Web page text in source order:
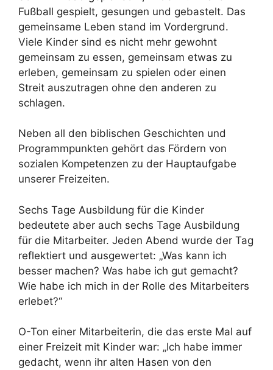
Fußball gespielt, gesungen und gebastelt. Das
gemeinsame Leben stand im Vordergrund.
Viele Kinder sind es nicht mehr gewohnt
gemeinsam zu essen, gemeinsam etwas zu
erleben, gemeinsam zu spielen oder einen
Streit auszutragen ohne den anderen zu
schlagen.
Neben all den biblischen Geschichten und
Programmpunkten gehört das Fördern von
sozialen Kompetenzen zu der Hauptaufgabe
unserer Freizeiten.
Sechs Tage Ausbildung für die Kinder
bedeutete aber auch sechs Tage Ausbildung
für die Mitarbeiter. Jeden Abend wurde der Tag
reflektiert und ausgewertet: „Was kann ich
besser machen? Was habe ich gut gemacht?
Wie habe ich mich in der Rolle des Mitarbeiters
erlebet?“
O-Ton einer Mitarbeiterin, die das erste Mal auf
einer Freizeit mit Kinder war: „Ich habe immer
gedacht, wenn ihr alten Hasen von den